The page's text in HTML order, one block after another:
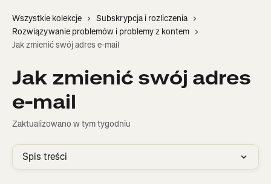
Wszystkie kolekcje
Subskrypcja i rozliczenia
Rozwiązywanie problemów i problemy z kontem
Jak zmienić swój adres e-mail
Jak zmienić swój adres
e-mail
Zaktualizowano w tym tygodniu
Spis treści